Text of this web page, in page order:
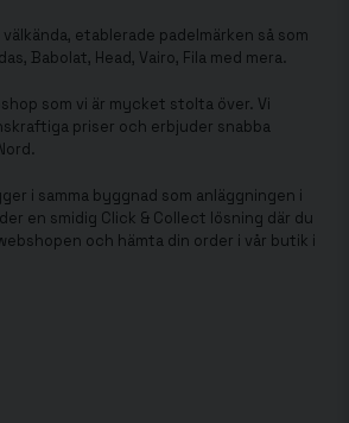
etablerade padelmärken så som
Babolat, Head, Vairo, Fila med mera.
som vi är mycket stolta över. Vi
priser och erbjuder snabba
i samma byggnad som anläggningen i
en smidig Click & Collect lösning där du
och hämta din order i vår butik i